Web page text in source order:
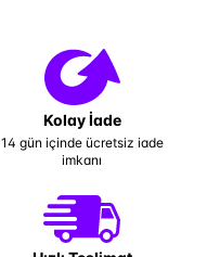
Kolay İade
14 gün içinde ücretsiz iade
imkanı